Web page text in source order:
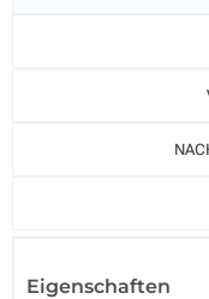
Eigenschaften